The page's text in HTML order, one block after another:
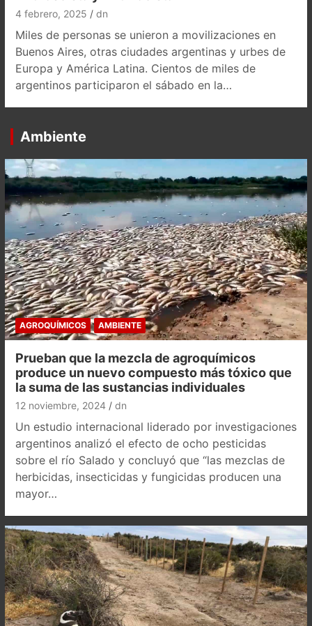
4 febrero, 2025 dn
Miles de personas se unieron a movilizaciones en
Buenos Aires, otras ciudades argentinas y urbes de
Europa y América Latina. Cientos de miles de
argentinos participaron el sábado en la…
Ambiente
AGROQUÍMICOS AMBIENTE
Prueban que la mezcla de agroquímicos
produce un nuevo compuesto más tóxico que
la suma de las sustancias individuales
12 noviembre, 2024 dn
Un estudio internacional liderado por investigaciones
argentinos analizó el efecto de ocho pesticidas
sobre el río Salado y concluyó que “las mezclas de
herbicidas, insecticidas y fungicidas producen una
mayor…